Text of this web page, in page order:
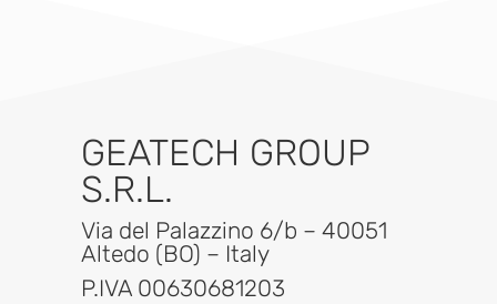
GEATECH GROUP
S.R.L.
Via del Palazzino 6/b – 40051
Altedo (BO) – Italy
P.IVA 00630681203